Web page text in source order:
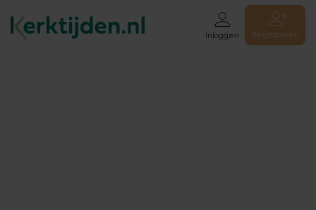
Inloggen Registreren